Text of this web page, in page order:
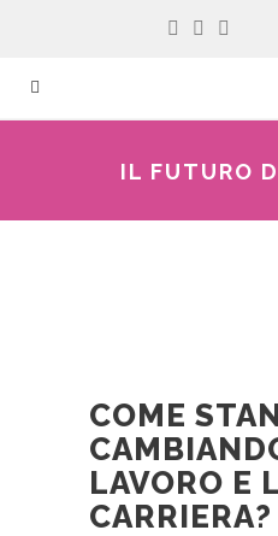
IL FUTURO
COME
LAVORO E
CARRIERA?